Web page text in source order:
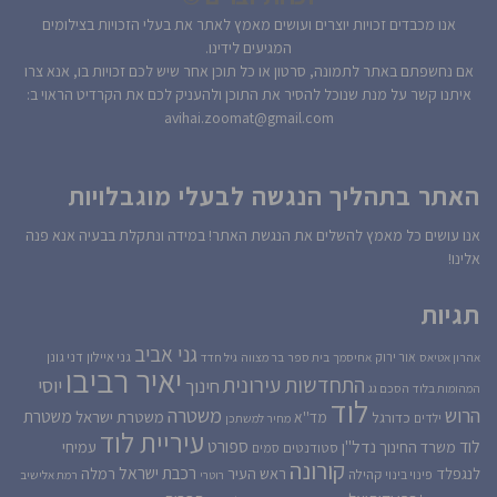
אנו מכבדים זכויות יוצרים ועושים מאמץ לאתר את בעלי הזכויות בצילומים
המגיעים לידינו.
אם נחשפתם באתר לתמונה, סרטון או כל תוכן אחר שיש לכם זכויות בו, אנא צרו
איתנו קשר על מנת שנוכל להסיר את התוכן ולהעניק לכם את הקרדיט הראוי ב:
avihai.zoomat@gmail.com
האתר בתהליך הנגשה לבעלי מוגבלויות
אנו עושים כל מאמץ להשלים את הנגשת האתר! במידה ונתקלת בבעיה אנא פנה
אלינו!
תגיות
אהרון אטיאס אור ירוק אחיסמך בית ספר בר מצווה גיל חדד גני אביב גני איילון דני גונן
המהומות בלוד הסכם גג התחדשות עירוניתחינוך יאיר רביבו יוסי
הרוש ילדים כדורגל לוד מד''א מחיר למשתכן משטרה משטרת ישראל משטרת
לוד משרד החינוך נדל''ן סטודנטים סמים ספורט עיריית לוד עמיחי
לנגפלד פינוי בינוי קהילה קורונה ראש העיר רוטרי רכבת ישראל רמלה רמת אלישיב